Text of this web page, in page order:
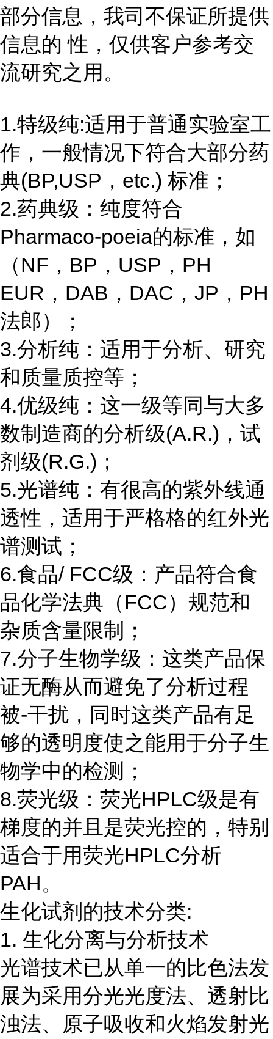
部分信息，我司不保证所提供
信息的 性，仅供客户参考交
流研究之用。
1.特级纯:适用于普通实验室工
作，一般情况下符合大部分药
典(BP,USP，etc.) 标准；
2.药典级：纯度符合
Pharmaco-poeia的标准，如
（NF，BP，USP，PH
EUR，DAB，DAC，JP，PH
法郎）；
3.分析纯：适用于分析、研究
和质量质控等；
4.优级纯：这一级等同与大多
数制造商的分析级(A.R.)，试
剂级(R.G.)；
5.光谱纯：有很高的紫外线通
透性，适用于严格格的红外光
谱测试；
6.食品/ FCC级：产品符合食
品化学法典（FCC）规范和
杂质含量限制；
7.分子生物学级：这类产品保
证无酶从而避免了分析过程
被-干扰，同时这类产品有足
够的透明度使之能用于分子生
物学中的检测；
8.荧光级：荧光HPLC级是有
梯度的并且是荧光控的，特别
适合于用荧光HPLC分析
PAH。
生化试剂的技术分类:
1. 生化分离与分析技术
光谱技术已从单一的比色法发
展为采用分光光度法、透射比
浊法、原子吸收和火焰发射光